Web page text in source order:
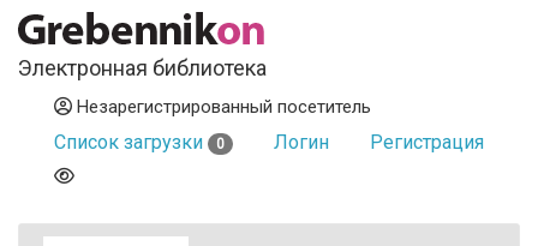
Электронная библиотека
Незарегистрированный посетитель
Список загрузки 0 Логин Регистрация